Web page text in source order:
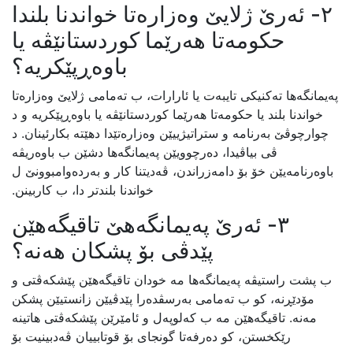
٢- ئەرێ ژلایێ وەزارەتا خواندنا بلندا
حکومەتا هەرێما کوردستانێڤە یا
باوەڕپێکریە؟
پەیمانگەها تەکنیکی تایبەت یا ئارارات، ب تەمامی ژلایێ وەزارەتا
خواندنا بلند یا حکومەتا هەرێما کوردستانێڤە یا باوەڕپێکریە و د
چوارچوڤێ بەرنامە و ستراتیژییێن وەزارەتێدا دهێتە بکارئینان. د
ڤی بیاڤیدا، دەرچوویێن پەیمانگەها دشێن ب باوەریڤە
باوەرنامەیێن خۆ بۆ دامەزراندن، ڤەدیتنا کار و بەردەوامبوونێ ل
خواندنا بلندتر دا، ب کاربینن.
٣- ئەرێ پەیمانگەهێ تاقیگەهێن
پێدڤی بۆ پشکان هەنە؟
ب پشت راستیڤە پەیمانگەها مە خودان تاقیگەهێن پێشکەڤتی و
مۆدێڕنە، کو ب تەمامی بەرسڤدەرا پێدڤیێن زانستیێن پشکن
مەنە. تاقیگەهێن مە ب کەلوپەل و ئامێرێن پێشکەڤتی هاتینە
رێکخستن، کو دەرفەتا گونجای بۆ قوتابییان ڤەدبینیت بۆ